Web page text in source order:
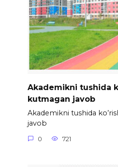
Akademikni tushida
kutmagan javob
Akademikni tushida
javob
0 721